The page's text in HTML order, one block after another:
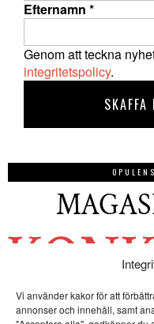
Vi använder kakor för att
annonser och innehåll, samt
Efternamn *
Genom att teckna
integritetspolicy.